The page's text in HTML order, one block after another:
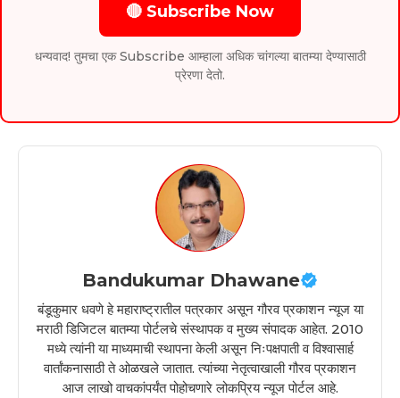
🔴 Subscribe Now
धन्यवाद! तुमचा एक Subscribe आम्हाला अधिक चांगल्या बातम्या देण्यासाठी
प्रेरणा देतो.
Bandukumar Dhawane
बंडूकुमार धवणे हे महाराष्ट्रातील पत्रकार असून गौरव प्रकाशन न्यूज या
मराठी डिजिटल बातम्या पोर्टलचे संस्थापक व मुख्य संपादक आहेत. 2010
मध्ये त्यांनी या माध्यमाची स्थापना केली असून निःपक्षपाती व विश्वासार्ह
वार्तांकनासाठी ते ओळखले जातात. त्यांच्या नेतृत्वाखाली गौरव प्रकाशन
आज लाखो वाचकांपर्यंत पोहोचणारे लोकप्रिय न्यूज पोर्टल आहे.